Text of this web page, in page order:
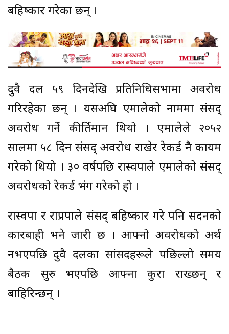
बहिष्कार गरेका छन् ।
दुवै दल ५९ दिनदेखि प्रतिनिधिसभामा अवरोध
गरिरहेका छन् । यसअघि एमालेको नाममा संसद्
अवरोध गर्ने कीर्तिमान थियो । एमालेले २०५२
सालमा ५८ दिन संसद् अवरोध राखेर रेकर्ड नै कायम
गरेको थियो । ३० वर्षपछि रास्वपाले एमालेको संसद्
अवरोधको रेकर्ड भंग गरेको हो ।
रास्वपा र राप्रपाले संसद् बहिष्कार गरे पनि सदनको
कारबाही भने जारी छ । आफ्नो अवरोधको अर्थ
नभएपछि दुवै दलका सांसदहरूले पछिल्लो समय
बैठक सुरु भएपछि आफ्ना कुरा राख्छन् र
बाहिरिन्छन् ।